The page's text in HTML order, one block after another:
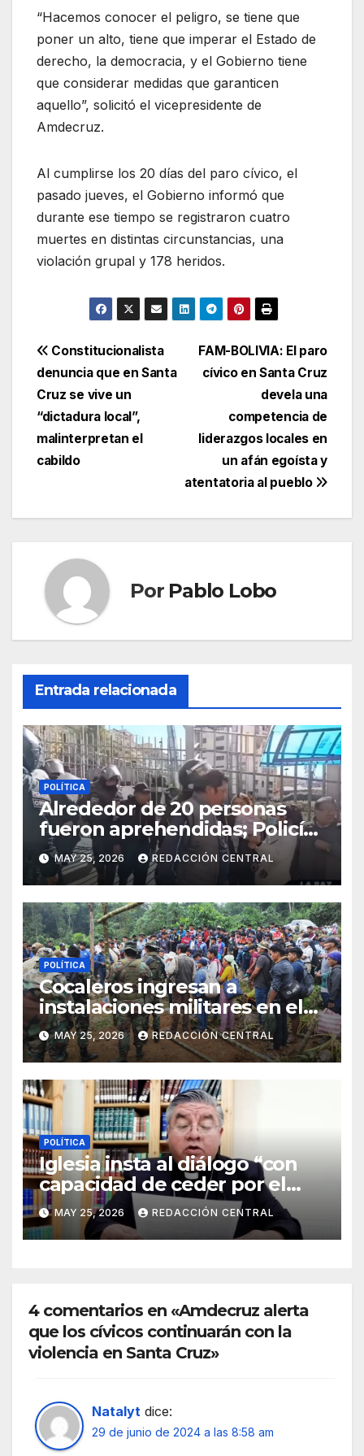
“Hacemos conocer el peligro, se tiene que
poner un alto, tiene que imperar el Estado de
derecho, la democracia, y el Gobierno tiene
que considerar medidas que garanticen
aquello”, solicitó el vicepresidente de
Amdecruz.
Al cumplirse los 20 días del paro cívico, el
pasado jueves, el Gobierno informó que
durante ese tiempo se registraron cuatro
muertes en distintas circunstancias, una
violación grupal y 178 heridos.
Navegación
de
entradas
FAM-BOLIVIA: El paro
cívico en Santa Cruz
devela una
competencia de
liderazgos locales en
un afán egoísta y
atentatoria al pueblo
Constitucionalista
denuncia que en Santa
Cruz se vive un
“dictadura local”,
malinterpretan el
cabildo
Por Pablo Lobo
Entrada relacionada
POLÍTICA
Alrededor de 20 personas
fueron aprehendidas; Policía
gasifica e impide ingreso de
manifestantes a plaza Murillo
MAY 25, 2026 REDACCIÓN CENTRAL
POLÍTICA
Cocaleros ingresan a
instalaciones militares en el
Trópico: “No aceptaremos un
estado de sitio”
MAY 25, 2026 REDACCIÓN CENTRAL
POLÍTICA
Iglesia insta al diálogo “con
capacidad de ceder por el
bien del país” y reitera su
disposición de mediador
MAY 25, 2026 REDACCIÓN CENTRAL
4 comentarios en «Amdecruz alerta
que los cívicos continuarán con la
violencia en Santa Cruz»
Natalyt dice:
29 de junio de 2024 a las 8:58 am